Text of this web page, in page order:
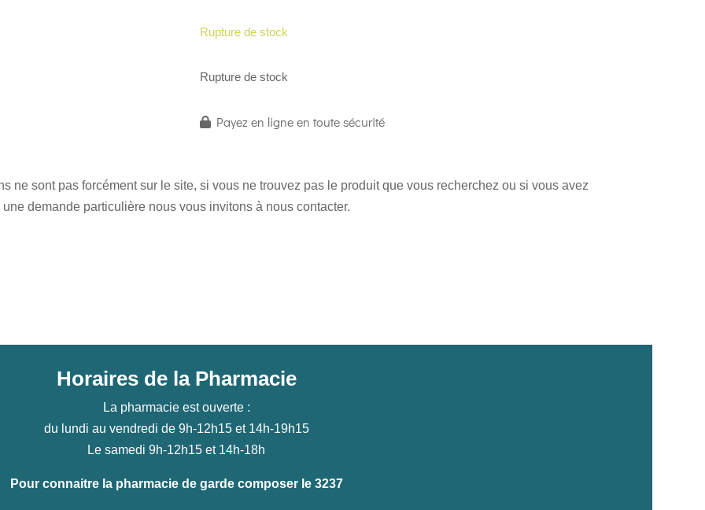
Rupture de stock
Rupture de stock
Payez en ligne en toute sécurité
ne sont pas forcément sur le site, si vous ne trouvez pas le produit que vous recherchez ou si vous avez
une demande particulière nous vous invitons à nous contacter.
Horaires de la Pharmacie
La pharmacie est ouverte :
du lundi au vendredi de 9h-12h15 et 14h-19h15
Le samedi 9h-12h15 et 14h-18h
Pour connaitre la pharmacie de garde composer le 3237